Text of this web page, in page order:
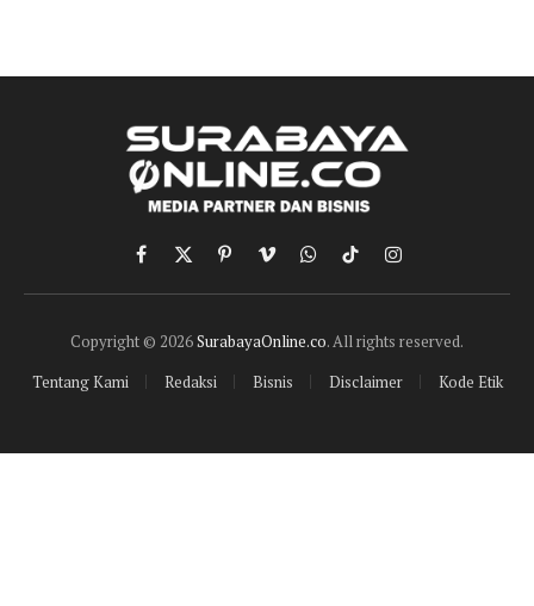
Facebook
X
(Twitter)
PinterestVimeoWhatsApp
TikTokInstagram
Copyright © 2026SurabayaOnline.co. All rights reserved.
Tentang Kami
Redaksi Bisnis Disclaimer Kode Etik